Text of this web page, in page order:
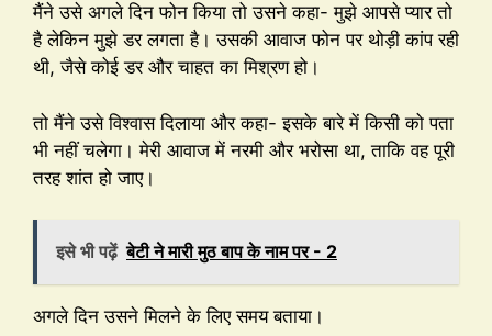
मैंने उसे अगले दिन फोन किया तो उसने कहा- मुझे आपसे प्यार तो
है लेकिन मुझे डर लगता है। उसकी आवाज फोन पर थोड़ी कांप रही
थी, जैसे कोई डर और चाहत का मिश्रण हो।
तो मैंने उसे विश्वास दिलाया और कहा- इसके बारे में किसी को पता
भी नहीं चलेगा। मेरी आवाज में नरमी और भरोसा था, ताकि वह पूरी
तरह शांत हो जाए।
इसे भी पढ़ें बेटी ने मारी मुठ बाप के नाम पर - 2
अगले दिन उसने मिलने के लिए समय बताया।